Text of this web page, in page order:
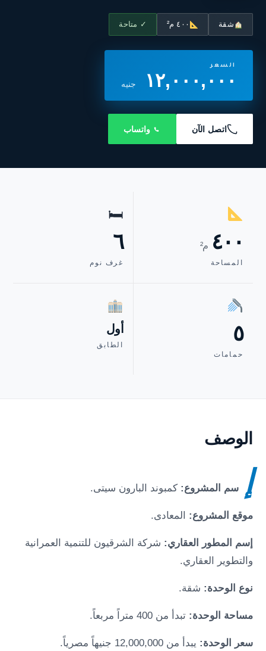
شقة ٤٠٠ م² ✓ متاحة
السعر
١٢,٠٠٠,٠٠٠ جنيه
اتصل الآن واتساب
٤٠٠ م²
المساحة
🛏
٦
غرف نوم
٥
حمامات
أول
الطابق
الوصف
إ سم المشروع:كمبوند البارون سيتى.
موقع المشروع: المعادى.
إسم المطور العقاري: شركة الشرقيون للتنمية العمرانية
والتطوير العقاري.
نوع الوحدة: شقة.
مساحة الوحدة:تبدأ من 400 متراً مربعاً.
سعر الوحدة: يبدأ من 12,000,000 جنيهاً مصرياً.